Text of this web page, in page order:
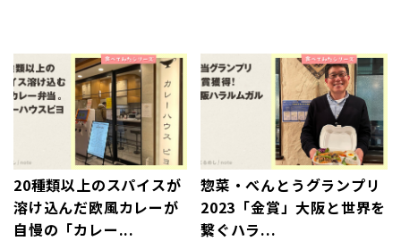
20種類以上のスパイスが
溶け込んだ欧風カレーが
自慢の「カレー...
惣菜・べんとうグランプリ
2023「金賞」大阪と世界を
繋ぐハラ...